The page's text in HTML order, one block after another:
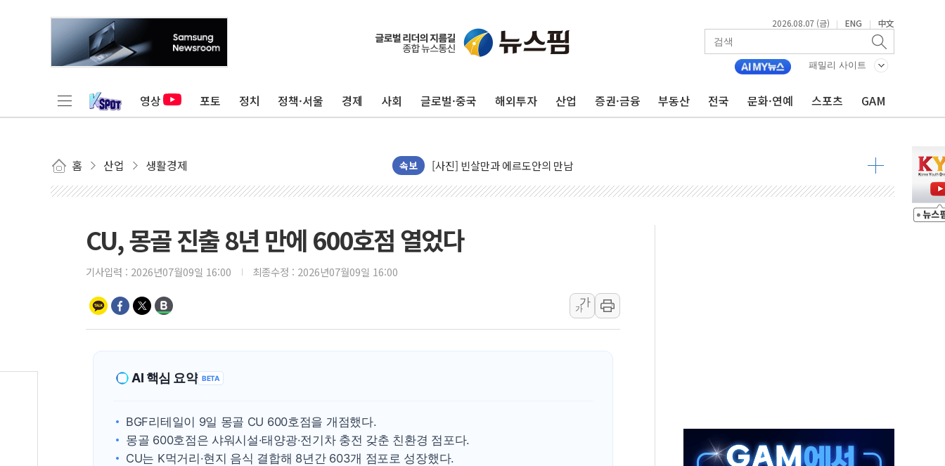
2026.08.07 (금) | ENG | 中文
패밀리 사이트
영상 포토 정치 정책·서울 경제 사회 글로벌·중국 해외투자 산업 증권·금융 부동산 전국 문화·연예 스포츠 GAM
홈 산업 생활경제 속보
트럼프 "금리 내려야"…파월 때와 달리 워시엔 톤 낮춰
특정 정치인 측근 포항시 정책특보 내정설...포항시 '시끌'
李 대통령, '6시간 마라톤 부동산 2차 회의' 주재… "전폭적 공급 확대·속도전 총력"
트럼프, 中 겨냥 폴리실리콘 관세 15% 부과…美 태양광주 급등
이란와이어 "이란 최고지도자 위독…곧 사망해도 놀랍지 않아"
남동발전, 해남군에 국내 최대 규모 400MW 태양광 착공…여의도 1.6배 규모
황희 '폐버스 청년주택' SNS 글 역풍에 "정부정책 아냐" 해명
폭염 누그러지고 가뭄 숙지나...경북동해안권 8~9일 최대 100mm 호우
신길동 신축도 3.3㎡당 7250만원…써밋 클라비온 59㎡ 18억원대
용산공원·그린벨트로 또 충돌…반복되는 국토부-서울시 '정책 엇박자'
[AI 부동산 투데이] 특공 전략도 '극과 극'…생애최초만 경쟁 치열
[코인시황] 비트코인 6만4000달러대 횡보…고래·ETF 매수에도 고유가·금리·입법 지연 '삼중 부담'
42.5도 역대급 폭염…동물들도 특별식으로 여름나기 [뉴스핌 줌인]
CU, 몽골 진출 8년 만에 600호점 열었다
기사입력 : 2026년07월09일 16:00 최종수정 : 2026년07월09일 16:00
가
가
AI 핵심 요약 BETA
BGF리테일이 9일 몽골 CU 600호점을 개점했다.
몽골 600호점은 샤워시설·태양광·전기차 충전 갖춘 친환경 점포다.
CU는 K먹거리·현지 음식 결합해 8년간 603개 점포로 성장했다.